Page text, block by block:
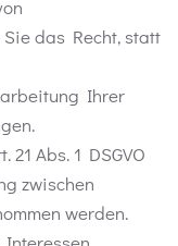
das Recht, statt
Ihrer
Abs. 1 DSGVO
zwischen
werden.